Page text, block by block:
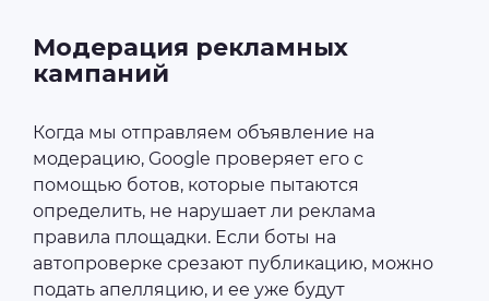
Модерация рекламных
кампаний
Когда мы отправляем объявление на
модерацию, Google проверяет его с
помощью ботов, которые пытаются
определить, не нарушает ли реклама
правила площадки. Если боты на
автопроверке срезают публикацию, можно
подать апелляцию, и ее уже будут